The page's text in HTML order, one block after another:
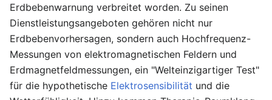
Erdbebenwarnung verbreitet worden. Zu seinen
Dienstleistungsangeboten gehören nicht nur
Erdbebenvorhersagen, sondern auch Hochfrequenz-
Messungen von elektromagnetischen Feldern und
Erdmagnetfeldmessungen, ein "Welteinzigartiger Test"
für die hypothetische Elektrosensibilität und die